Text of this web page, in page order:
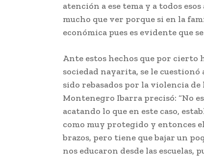
atención a ese tema y a todos
mucho que ver porque si en la
económica pues es evidente que
Ante estos hechos que por
sociedad nayarita, se le
sido rebasados por la violencia
Montenegro Ibarra precisó: “No
acatando lo que en este caso,
como muy protegido y entonces
brazos, pero tiene que bajar un
nos educaron desde las escuelas,